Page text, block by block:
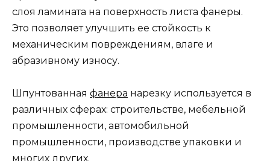
слоя ламината на поверхность листа фанеры.
Это позволяет улучшить ее стойкость к
механическим повреждениям, влаге и
абразивному износу.
Шпунтованная фанера нарезку используется в
различных сферах: строительстве, мебельной
промышленности, автомобильной
промышленности, производстве упаковки и
многих других.